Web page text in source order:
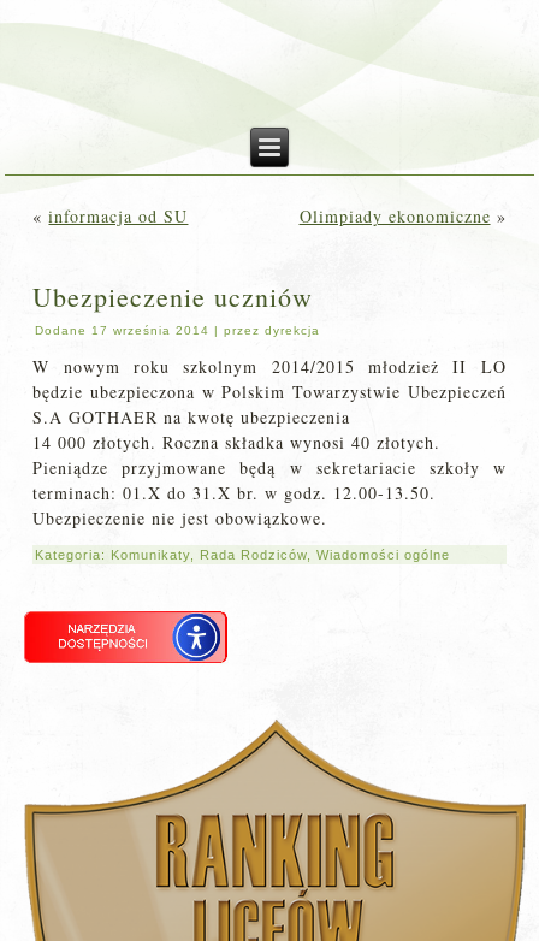
«informacja od SU Olimpiady ekonomiczne »
Ubezpieczenie uczniów
Dodane 17 września 2014 |przez dyrekcja
W nowym roku szkolnym 2014/2015 młodzież II LO
będzie ubezpieczona w Polskim Towarzystwie Ubezpieczeń
S.A GOTHAER na kwotę ubezpieczenia
14 000 złotych. Roczna składka wynosi 40 złotych.
Pieniądze przyjmowane będą w sekretariacie szkoły w
terminach: 01.X do 31.X br. w godz. 12.00-13.50.
Ubezpieczenie nie jest obowiązkowe.
Kategoria: Komunikaty Rada Rodziców ,Wiadomości ogólne